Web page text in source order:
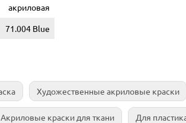
акриловая
71.004 Blue
Художественные акриловые краски
Акриловые краски для ткани Для